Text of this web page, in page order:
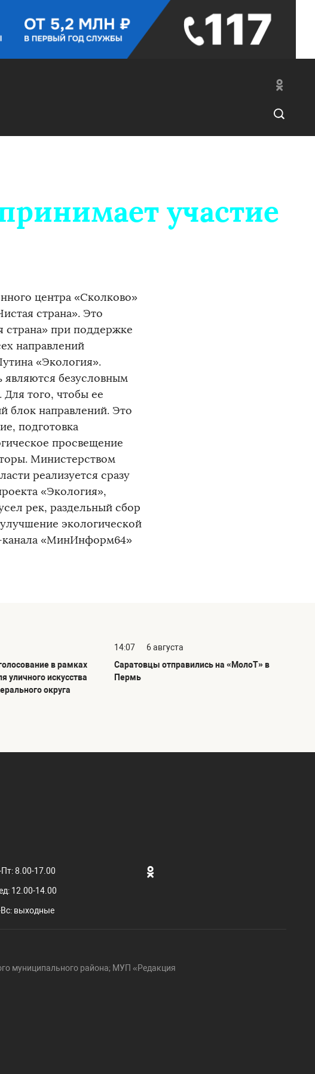
участие
центра «Сколково»
страна». Это
страна» при поддержке
направлений
«Экология».
являются безусловным
того, чтобы ее
блок направлений. Это
подготовка
просвещение
Министерством
реализуется сразу
«Экология»,
рек, раздельный сбор
экологической
канала «МинИнформ64»
в рамках
уличного искусства
округа
14:07
6 августа
Саратовцы отправились на «МолоТ» в
Пермь
8.00-17.00
12.00-14.00
выходные
муниципального района; МУП «Редакция